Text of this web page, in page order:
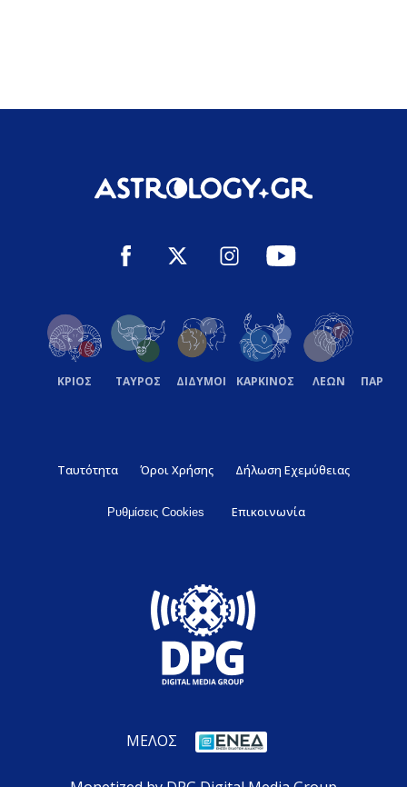
ΚΡΙΟΣ ΤΑΥΡΟΣ ΔΙΔΥΜΟΙ ΚΑΡΚΙΝΟΣ ΛΕΩΝ
Ταυτότητα Όροι Χρήσης Δήλωση Εχεμύθειας
Ρυθμίσεις Cookies Επικοινωνία
ΜΕΛΟΣ